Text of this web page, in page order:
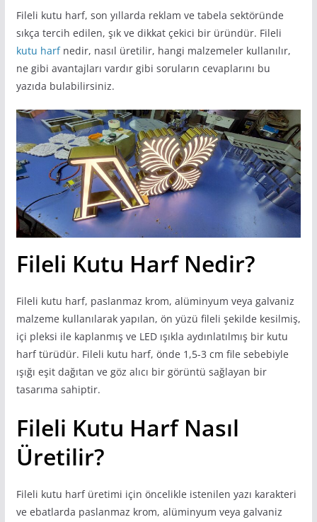
Fileli kutu harf, son yıllarda reklam ve tabela sektöründe
sıkça tercih edilen, şık ve dikkat çekici bir üründür. Fileli
kutu harfnedir, nasıl üretilir, hangi malzemeler kullanılır,
ne gibi avantajları vardır gibi soruların cevaplarını bu
yazıda bulabilirsiniz.
Fileli Kutu Harf Nedir?
Fileli kutu harf, paslanmaz krom, alüminyum veya galvaniz
malzeme kullanılarak yapılan, ön yüzü fileli şekilde kesilmiş,
içi pleksi ile kaplanmış ve LED ışıkla aydınlatılmış bir kutu
harf türüdür. Fileli kutu harf, önde 1,5-3 cm file sebebiyle
ışığı eşit dağıtan ve göz alıcı bir görüntü sağlayan bir
tasarıma sahiptir.
Fileli Kutu Harf Nasıl
Üretilir?
Fileli kutu harf üretimi için öncelikle istenilen yazı karakteri
ve ebatlarda paslanmaz krom, alüminyum veya galvaniz